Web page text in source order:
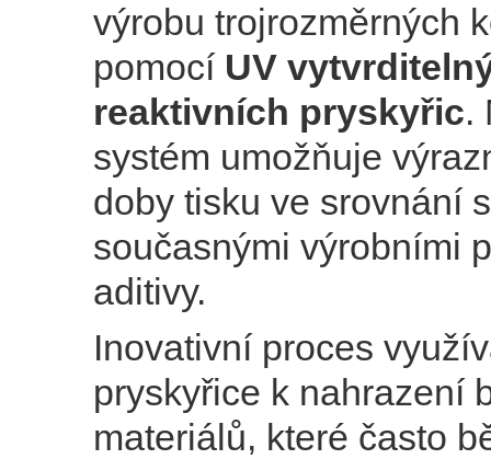
výrobu trojrozměrných
pomocí UV
reaktivních pryskyřic.
systém umožňuje
doby tisku ve srovnání
současnými výrobními
aditivy.
Inovativní proces
pryskyřice k nahrazení
materiálů, které často